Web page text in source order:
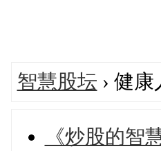
智慧股坛 › 健康
《炒股的智